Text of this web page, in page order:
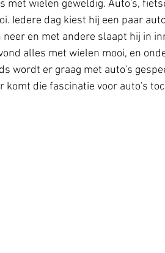
met wielen geweldig. Auto's,
Iedere dag kiest hij een paar
en met andere slaapt hij in
alles met wielen mooi, en
wordt er graag met auto's
komt die fascinatie voor auto's